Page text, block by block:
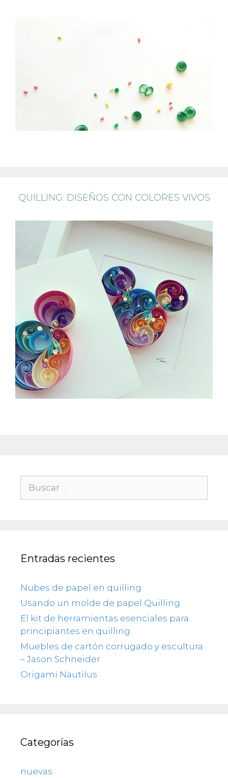
QUILLING: DISEÑOS CON COLORES VIVOS
Entradas recientes
Nubes de papel en quilling
Usando un molde de papel Quilling
El kit de herramientas esenciales para
principiantes en quilling
Muebles de cartón corrugado y escultura
– Jason Schneider
Origami Nautilus
Categorías
nuevas